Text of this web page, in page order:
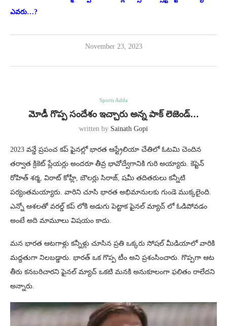
ఎవరు…?
November 23, 2023
Sports Adda
మోడీ గొప్ప సందేశం ఇచ్చారు అన్న పాక్ లెజెండ్…
written by Sainath Gopi
2023 వన్డే ప్రపంచ కప్ ఫైనల్లో భారత ఆస్ట్రేలియా చేతిలో ఓటమి చెందిన
తర్వాత క్రికెట్ ప్లేయర్లు అందరూ తీవ్ర భావోద్వేగానికి గురి అయ్యారు. కెప్టెన్
రోహిత్ శర్మ, విరాట్ కోహ్లీ, బౌలర్లు సిరాజ్, షమీ తదితరులు కన్నీటి
పర్యంతమయ్యారు. వారిని చూసి భారత అభిమానులకు గుండె ముక్కలైంది.
ఎన్నో ఆశలతో వరల్డ్ కప్ లోకి అడుగు పెట్టాక ఫైనల్ మ్యాచ్ లో ఓడిపోవడం
అంటే అది మామూలు విషయం కాదు.
మన భారత ఆటగాళ్లు కన్నీళ్లు చూసిన ప్రతి ఒక్కరు సోషల్ మీడియాలో వారికి
మద్దతుగా నిలబడ్డారు. భారత్ ఒక గొప్ప టీం అని ప్రశంసించారు. గొప్పగా ఆట
తీరు కనబరిచారని ఫైనల్ మ్యాచ్ ఒకటి మనకి అనుకూలంగా ఫలితం రాలేదని
అన్నారు.